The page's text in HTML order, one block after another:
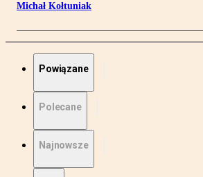
Michał Kołtuniak
Powiązane
Polecane
Najnowsze